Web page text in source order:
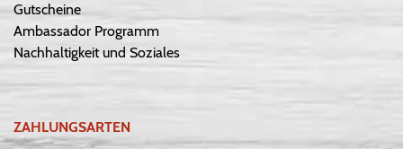
Gutscheine
Ambassador Programm
Nachhaltigkeit und Soziales
ZAHLUNGSARTEN